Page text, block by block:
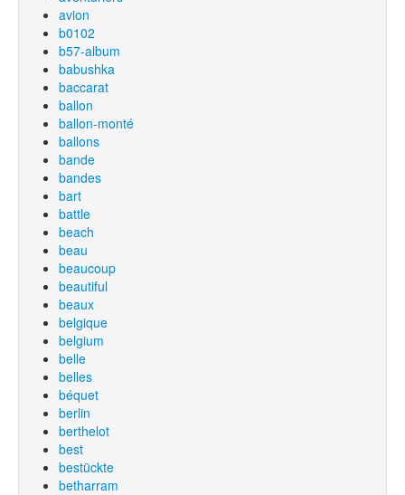
avion
b0102
b57-album
babushka
baccarat
ballon
ballon-monté
ballons
bande
bandes
bart
battle
beach
beau
beaucoup
beautiful
beaux
belgique
belgium
belle
belles
béquet
berlin
berthelot
best
bestückte
betharram